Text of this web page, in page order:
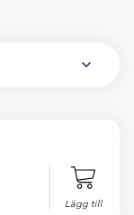
Lägg till